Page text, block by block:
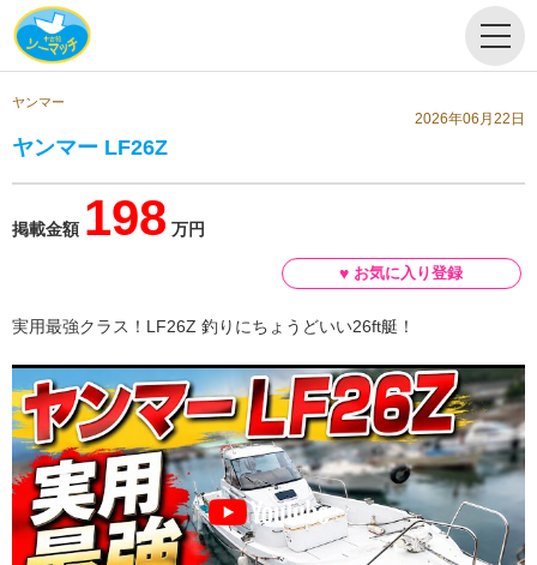
ヤンマー
2026年06月22日
ヤンマー LF26Z
掲載金額 198 万円
実用最強クラス！LF26Z 釣りにちょうどいい26ft艇！